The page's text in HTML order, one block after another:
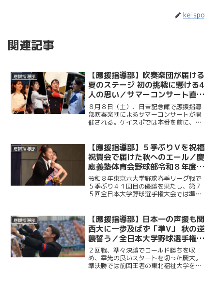
keispo
関連記事
應援指導部
【應援指導部】吹奏楽団が届ける
夏のステージ 初の挑戦に懸ける4
人の思い／サマーコンサート直前
インタビュー
８月８日（土）、日吉記念館で應援指導
部吹奏楽団によるサマーコンサートが開
催される。ケイスポでは本番を前に、ス
ビュー。それぞれの役割や公演の見どこ
ろ、サマーコンサートに懸...
應援指導部
【應援指導部】５季ぶりＶを祝福
祝賀会で届けた秋へのエール／慶
應義塾体育会野球部令和８年度東
京六大学野球春季リーグ戦優勝
祝賀会～後編～
令和８年東京六大学野球春季リーグ戦で
５季ぶり４１回目の優勝を果たし、第７
５回全日本大学野球選手権大会では準優
人が集まり、選手たちの健闘をたたえ
た。後編では應援指導部が野...
應援指導部
【應援指導部】日本一の声援も関
西大に一歩及ばず「準V」 秋の逆
襲誓う／全日本大学野球選手権大
会決勝 対関西大学戦
２回戦、準々決勝でコールド勝ちを収
め、幸先の良いスタートを切った慶大。
準決勝では前回王者の東北福祉大学を制